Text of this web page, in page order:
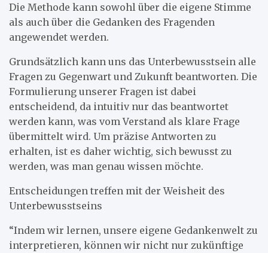
Die Methode kann sowohl über die eigene Stimme
als auch über die Gedanken des Fragenden
angewendet werden.
Grundsätzlich kann uns das Unterbewusstsein alle
Fragen zu Gegenwart und Zukunft beantworten. Die
Formulierung unserer Fragen ist dabei
entscheidend, da intuitiv nur das beantwortet
werden kann, was vom Verstand als klare Frage
übermittelt wird. Um präzise Antworten zu
erhalten, ist es daher wichtig, sich bewusst zu
werden, was man genau wissen möchte.
Entscheidungen treffen mit der Weisheit des
Unterbewusstseins
“Indem wir lernen, unsere eigene Gedankenwelt zu
interpretieren, können wir nicht nur zukünftige